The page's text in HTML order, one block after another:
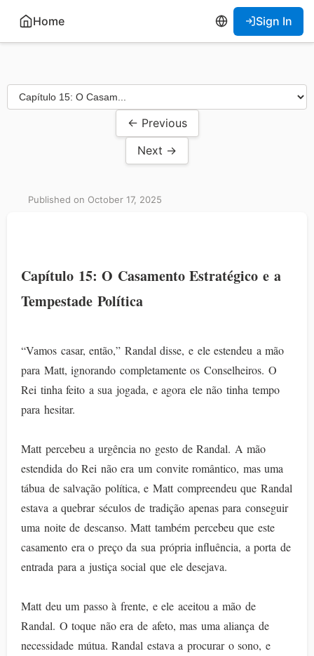
Home Sign In
← Previous
Next →
Published on October 17, 2025
Capítulo 15: O Casamento Estratégico e a
Tempestade Política
“Vamos casar, então,” Randal disse, e ele estendeu a mão
para Matt, ignorando completamente os Conselheiros. O
Rei tinha feito a sua jogada, e agora ele não tinha tempo
para hesitar.
Matt percebeu a urgência no gesto de Randal. A mão
estendida do Rei não era um convite romântico, mas uma
tábua de salvação política, e Matt compreendeu que Randal
estava a quebrar séculos de tradição apenas para conseguir
uma noite de descanso. Matt também percebeu que este
casamento era o preço da sua própria influência, a porta de
entrada para a justiça social que ele desejava.
Matt deu um passo à frente, e ele aceitou a mão de
Randal. O toque não era de afeto, mas uma aliança de
necessidade mútua. Randal estava a procurar o sono, e